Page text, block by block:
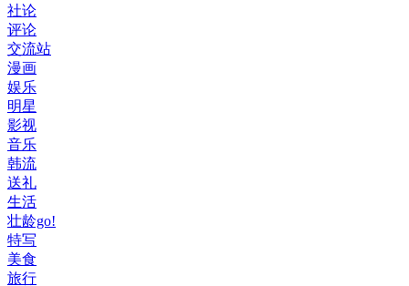
社论
评论
交流站
漫画
娱乐
明星
影视
音乐
韩流
送礼
生活
壮龄go!
特写
美食
旅行